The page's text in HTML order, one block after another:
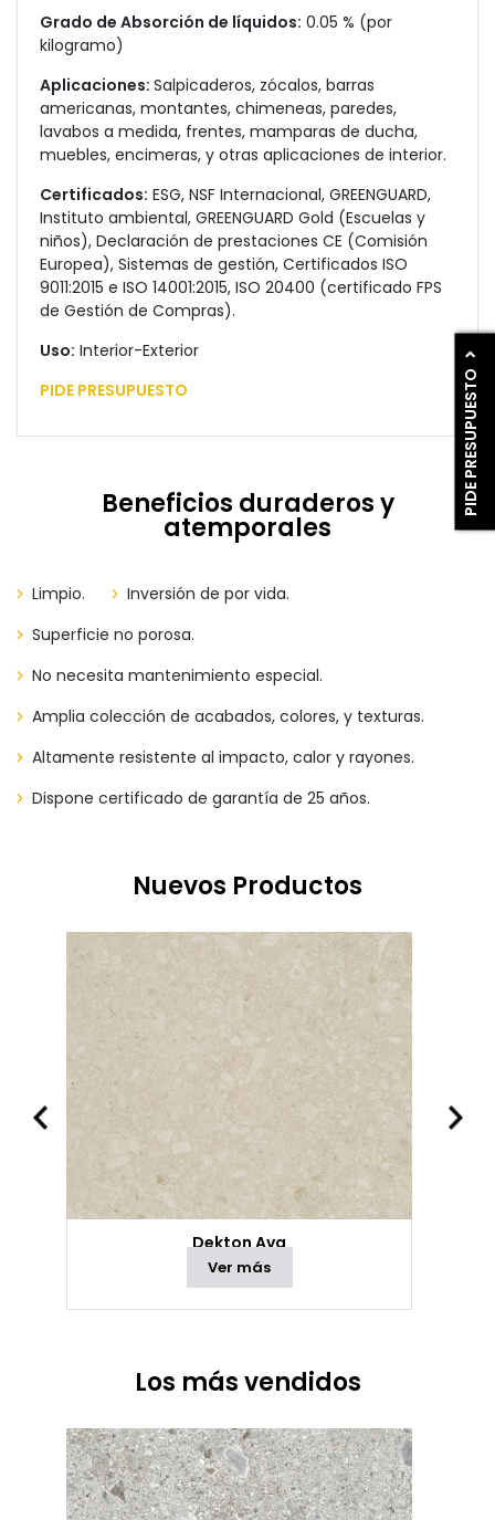
PIDE PRESUPUESTO
Grado de Absorción de líquidos: 0.05 % (por
kilogramo)
Aplicaciones: Salpicaderos, zócalos, barras
americanas, montantes, chimeneas, paredes,
lavabos a medida, frentes, mamparas de ducha,
muebles, encimeras, y otras aplicaciones de interior.
Certificados: ESG, NSF Internacional, GREENGUARD,
Instituto ambiental, GREENGUARD Gold (Escuelas y
niños), Declaración de prestaciones CE (Comisión
Europea), Sistemas de gestión, Certificados ISO
9011:2015 e ISO 14001:2015, ISO 20400 (certificado FPS
de Gestión de Compras).
Uso: Interior-Exterior
PIDE PRESUPUESTO
Beneficios duraderos y
atemporales
Limpio.
Inversión de por vida.
Superficie no porosa.
No necesita mantenimiento especial.
Amplia colección de acabados, colores, y texturas.
Altamente resistente al impacto, calor y rayones.
Dispone certificado de garantía de 25 años.
Nuevos Productos
Dekton Ava
Ver más
Los más vendidos